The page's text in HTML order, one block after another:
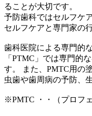
ることが大切です。
予防歯科ではセルフケ
セルフケアと専門家の
歯科医院による専門的
「PTMC」では専門的
す。 また、PMTC用の
虫歯や歯周病の予防、
※PMTC ・・（プロフ